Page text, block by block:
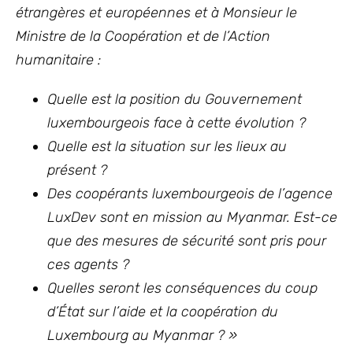
étrangères et européennes et à Monsieur le
Ministre de la Coopération et de l’Action
humanitaire :
Quelle est la position du Gouvernement
luxembourgeois face à cette évolution ?
Quelle est la situation sur les lieux au
présent ?
Des coopérants luxembourgeois de l’agence
LuxDev sont en mission au Myanmar. Est-ce
que des mesures de sécurité sont pris pour
ces agents ?
Quelles seront les conséquences du coup
d’État sur l’aide et la coopération du
Luxembourg au Myanmar ? »